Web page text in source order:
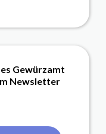
Gewürzamt
Newsletter